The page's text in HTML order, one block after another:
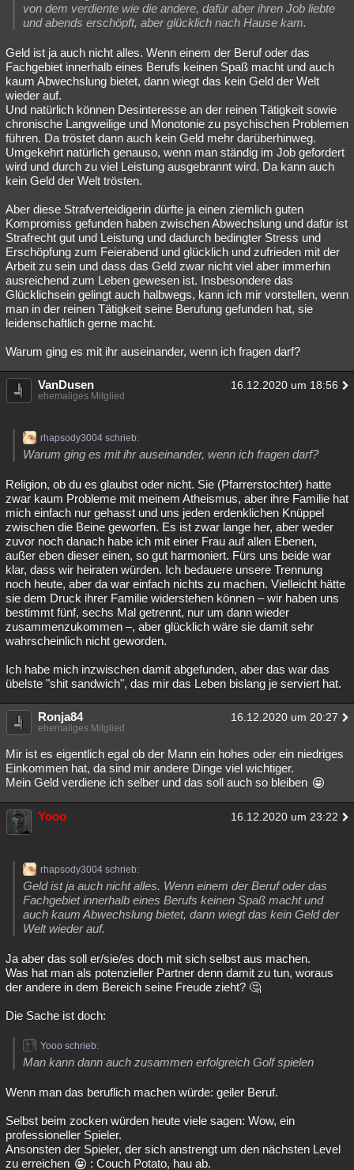
von dem verdiente wie die andere, dafür aber ihren Job liebte
und abends erschöpft, aber glücklich nach Hause kam.
Geld ist ja auch nicht alles. Wenn einem der Beruf oder das
Fachgebiet innerhalb eines Berufs keinen Spaß macht und auch
kaum Abwechslung bietet, dann wiegt das kein Geld der Welt
wieder auf.
Und natürlich können Desinteresse an der reinen Tätigkeit sowie
chronische Langweilige und Monotonie zu psychischen Problemen
führen. Da tröstet dann auch kein Geld mehr darüberhinweg.
Umgekehrt natürlich genauso, wenn man ständig im Job gefordert
wird und durch zu viel Leistung ausgebrannt wird. Da kann auch
kein Geld der Welt trösten.
Aber diese Strafverteidigerin dürfte ja einen ziemlich guten
Kompromiss gefunden haben zwischen Abwechslung und dafür ist
Strafrecht gut und Leistung und dadurch bedingter Stress und
Erschöpfung zum Feierabend und glücklich und zufrieden mit der
Arbeit zu sein und dass das Geld zwar nicht viel aber immerhin
ausreichend zum Leben gewesen ist. Insbesondere das
Glücklichsein gelingt auch halbwegs, kann ich mir vorstellen, wenn
man in der reinen Tätigkeit seine Berufung gefunden hat, sie
leidenschaftlich gerne macht.
Warum ging es mit ihr auseinander, wenn ich fragen darf?
VanDusen 16.12.2020 um 18:56
ehemaliges Mitglied
rhapsody3004 schrieb:
Warum ging es mit ihr auseinander, wenn ich fragen darf?
Religion, ob du es glaubst oder nicht. Sie (Pfarrerstochter) hatte
zwar kaum Probleme mit meinem Atheismus, aber ihre Familie hat
mich einfach nur gehasst und uns jeden erdenklichen Knüppel
zwischen die Beine geworfen. Es ist zwar lange her, aber weder
zuvor noch danach habe ich mit einer Frau auf allen Ebenen,
außer eben dieser einen, so gut harmoniert. Fürs uns beide war
klar, dass wir heiraten würden. Ich bedauere unsere Trennung
noch heute, aber da war einfach nichts zu machen. Vielleicht hätte
sie dem Druck ihrer Familie widerstehen können – wir haben uns
bestimmt fünf, sechs Mal getrennt, nur um dann wieder
zusammenzukommen –, aber glücklich wäre sie damit sehr
wahrscheinlich nicht geworden.
Ich habe mich inzwischen damit abgefunden, aber das war das
übelste "shit sandwich", das mir das Leben bislang je serviert hat.
Ronja84 16.12.2020 um 20:27
ehemaliges Mitglied
Mir ist es eigentlich egal ob der Mann ein hohes oder ein niedriges
Einkommen hat, da sind mir andere Dinge viel wichtiger.
Mein Geld verdiene ich selber und das soll auch so bleiben
Yooo 16.12.2020 um 23:22
rhapsody3004 schrieb:
Geld ist ja auch nicht alles. Wenn einem der Beruf oder das
Fachgebiet innerhalb eines Berufs keinen Spaß macht und
auch kaum Abwechslung bietet, dann wiegt das kein Geld der
Welt wieder auf.
Ja aber das soll er/sie/es doch mit sich selbst aus machen.
Was hat man als potenzieller Partner denn damit zu tun, woraus
der andere in dem Bereich seine Freude zieht? 🤔
Die Sache ist doch:
Yooo schrieb:
Man kann dann auch zusammen erfolgreich Golf spielen
Wenn man das beruflich machen würde: geiler Beruf.
Selbst beim zocken würden heute viele sagen: Wow, ein
professioneller Spieler.
Ansonsten der Spieler, der sich anstrengt um den nächsten Level
zu erreichen
: Couch Potato, hau ab.